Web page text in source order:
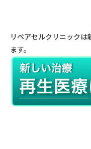
リペアセルクリニック
ます。